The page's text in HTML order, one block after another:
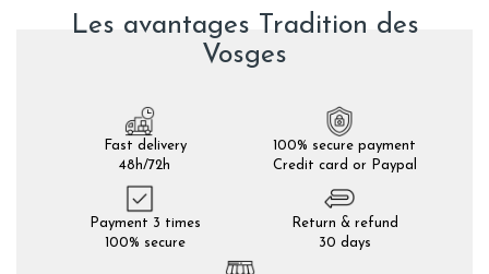
Les avantages Tradition des
Vosges
Fast delivery
48h/72h
100% secure payment
Credit card or Paypal
Payment 3 times
100% secure
Return & refund
30 days